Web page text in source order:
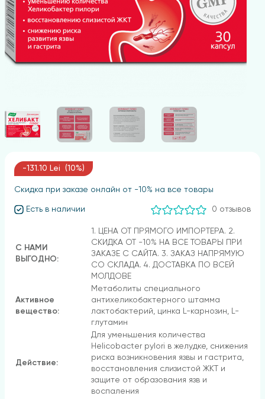
-131.10 Lei (10%)
Скидка при заказе онлайн от -10% на все товары
Есть в наличии 0 отзывов
С НАМИ
ВЫГОДНО:
1. ЦЕНА ОТ ПРЯМОГО ИМПОРТЕРА. 2.
СКИДКА ОТ -10% НА ВСЕ ТОВАРЫ ПРИ
ЗАКАЗЕ С САЙТА. 3. ЗАКАЗ НАПРЯМУЮ
СО СКЛАДА. 4. ДОСТАВКА ПО ВСЕЙ
МОЛДОВЕ
Активное
вещество:
Метаболиты специального
антихеликобактерного штамма
лактобактерий, цинка L-карнозин, L-
глутамин
Действие:
Для уменьшения количества
Helicobacter pylori в желудке, снижения
риска возникновения язвы и гастрита,
восстановления слизистой ЖКТ и
защите от образования язв и
воспаления